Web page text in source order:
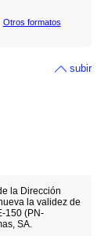
Otros formatos
subir
la Dirección
la validez de
150 (PN-
SA.